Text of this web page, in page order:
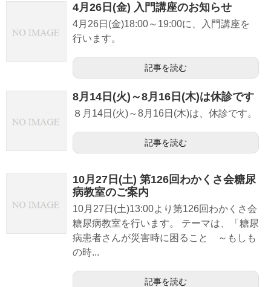
4月26日(金) 入門講座のお知らせ
4月26日(金)18:00～19:00に、入門講座を
行います。
記事を読む
8月14日(火)～8月16日(木)は休診です
８月14日(火)～8月16日(木)は、休診です。
記事を読む
10月27日(土) 第126回わかくさ会糖尿
病教室のご案内
10月27日(土)13:00より第126回わかくさ会
糖尿病教室を行います。 テーマは、「糖尿
病患者さんが災害時に困ること ～もしも
の時...
記事を読む